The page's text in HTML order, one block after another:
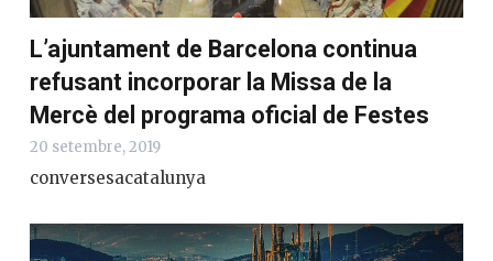
L’ajuntament de Barcelona continua
refusant incorporar la Missa de la
Mercè del programa oficial de Festes
20 setembre, 2019
conversesacatalunya